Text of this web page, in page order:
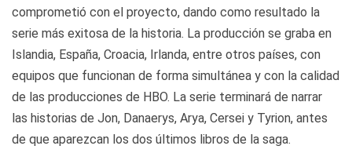
comprometió con el proyecto, dando como resultado la
serie más exitosa de la historia. La producción se graba en
Islandia, España, Croacia, Irlanda, entre otros países, con
equipos que funcionan de forma simultánea y con la calidad
de las producciones de HBO. La serie terminará de narrar
las historias de Jon, Danaerys, Arya, Cersei y Tyrion, antes
de que aparezcan los dos últimos libros de la saga.